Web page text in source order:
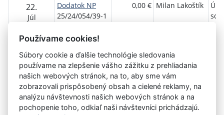
22.
Júl
Dodatok NP
25/24/054/39-1
0,00 € Milan Lakoštík
« 11 12 13 14 15 16Aktuálna
stránka
16
17
19
20 21 »
Používame cookies!
Súbory cookie a ďalšie technológie sledovania
používame na zlepšenie vášho zážitku z prehliadania
našich webových stránok, na to, aby sme vám
zobrazovali prispôsobený obsah a cielené reklamy, na
analýzu návštevnosti našich webových stránok a na
pochopenie toho, odkiaľ naši návštevníci prichádzajú.